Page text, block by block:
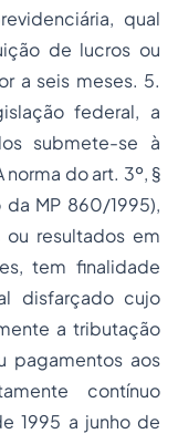
qual
de lucros ou
a seis meses. 5.
federal, a
submete-se à
do art. 3º, §
MP 860/1995),
resultados em
tem finalidade
disfarçado cujo
a tributação
pagamentos aos
contínuo
1995 a junho de